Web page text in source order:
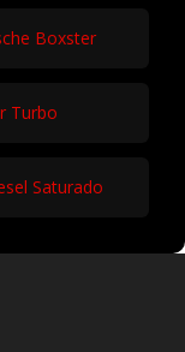
Boxster
Turbo
Saturado